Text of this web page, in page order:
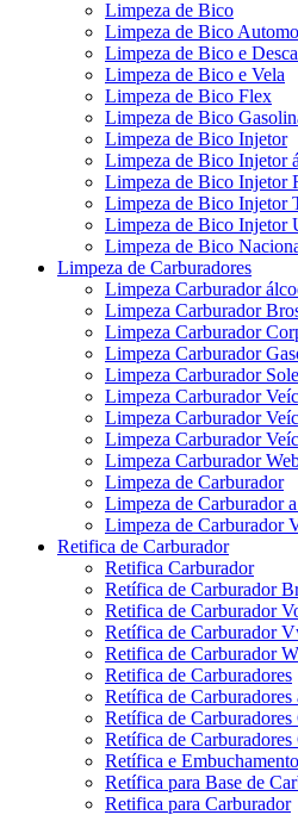
Limpeza de Bico
Limpeza de Bico
Limpeza de Bico e
Limpeza de Bico e Vela
Limpeza de Bico Flex
Limpeza de Bico
Limpeza de Bico Injetor
Limpeza de Bico Injetor
Limpeza de Bico Injetor
Limpeza de Bico Injetor
Limpeza de Bico Injetor
Limpeza de Bico
Limpeza de Carburadores
Limpeza Carburador
Limpeza Carburador
Limpeza Carburador
Limpeza Carburador
Limpeza Carburador
Limpeza Carburador
Limpeza Carburador
Limpeza Carburador
Limpeza Carburador
Limpeza de Carburador
Limpeza de Carburador
Limpeza de Carburador
Retifica de Carburador
Retifica Carburador
Retífica de Carburador
Retifica de Carburador
Retífica de Carburador
Retifica de Carburador
Retifica de Carburadores
Retífica de Carburadores
Retífica de
Retífica de Carburadores
Retífica e
Retífica para Base de
Retifica para Carburador